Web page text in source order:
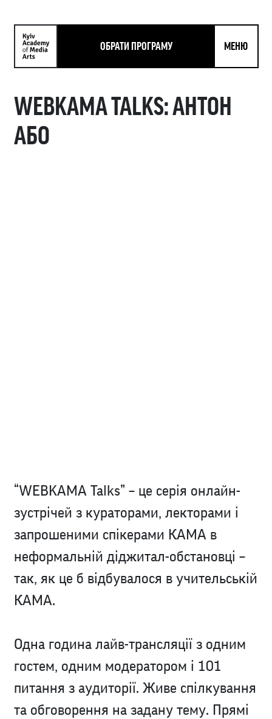
ОБРАТИ ПРОГРАМУ МЕНЮ
WEBKAMA TALKS: АНТОН
АБО
“WEBKAMA Talks” – це серія онлайн-
зустрічей з кураторами, лекторами і
запрошеними спікерами КАМА в
неформальній діджитал-обстановці –
так, як це б відбувалося в учительській
КАМА.
Одна година лайв-трансляції з одним
гостем, одним модератором і 101
питання з аудиторії. Живе спілкування
та обговорення на задану тему. Прямі